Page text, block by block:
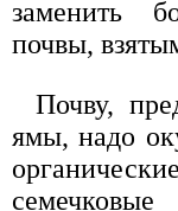
заменить
почвы,
Почву,
ямы, надо